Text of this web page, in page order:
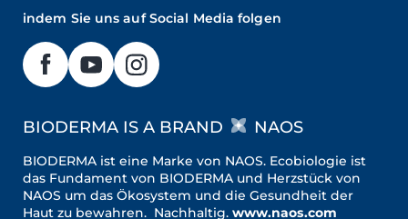
indem Sie uns auf Social Media folgen
BIODERMA IS A BRAND NAOS
BIODERMA ist eine Marke von NAOS. Ecobiologie ist
das Fundament von BIODERMA und Herzstück von
NAOS um das Ökosystem und die Gesundheit der
Haut zu bewahren. Nachhaltig. www.naos.com